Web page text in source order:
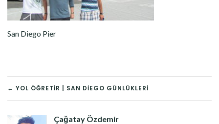
San Diego Pier
YAZI
DOLAŞIMI
← YOL ÖĞRETIR | SAN DIEGO GÜNLÜKLERI
Çağatay Özdemir